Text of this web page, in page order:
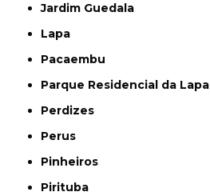
Jardim Guedala
Lapa
Pacaembu
Parque Residencial da Lapa
Perdizes
Perus
Pinheiros
Pirituba